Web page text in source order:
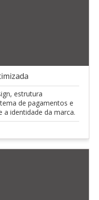
estrutura
de pagamentos e
a identidade da marca.